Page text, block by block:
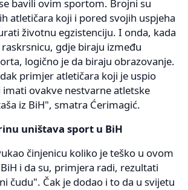
bavili ovim sportom. Brojni su
atletičara koji i pored svojih uspjeha
životnu egzistenciju. I onda, kada
gdje biraju između
logično je da biraju obrazovanje.
primjer atletičara koji je uspio
ovakve nestvarne atletske
iz BiH", smatra Ćerimagić.
uništava sport u BiH
činjenicu koliko je teško u ovom
i da su, primjera radi, rezultati
čudu". Čak je dodao i to da u svijetu